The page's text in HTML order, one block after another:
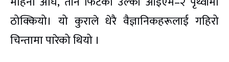
ठोक्कियो। यो कुराले धेरै वैज्ञानिकहरूलाई गहिरो
चिन्तामा पारेको थियो ।